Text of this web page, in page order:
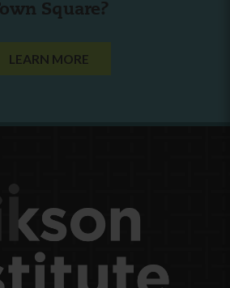
Square?
LEARN MORE